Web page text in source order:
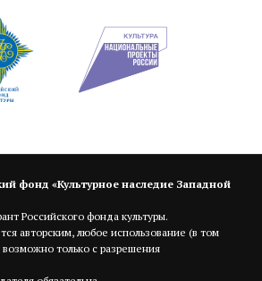
фонд «Культурное наследие Западной
Российского фонда культуры.
авторским, любое использование (в том
только с разрешения